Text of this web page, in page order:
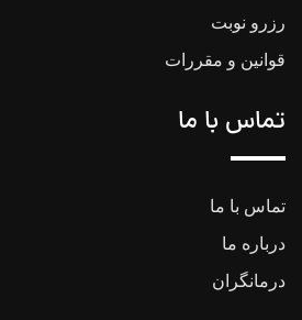
رزرو نوبت
قوانین و مقررات
تماس با ما
تماس با ما
درباره ما
درمانگران